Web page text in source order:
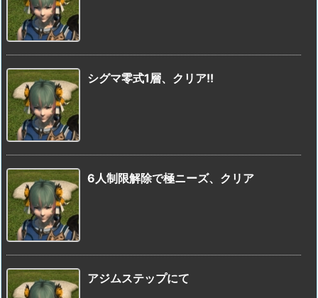
シグマ零式1層、クリア!!
6人制限解除で極ニーズ、クリア
アジムステップにて